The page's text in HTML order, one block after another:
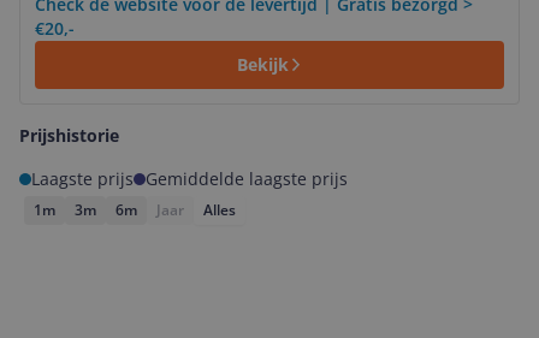
€20,-
Bekijk
Prijshistorie
Laagste prijs
Gemiddelde laagste prijs
1m 3m 6m Jaar Alles